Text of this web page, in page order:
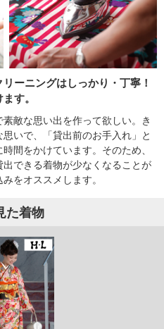
ーニングはしっかり・丁寧！
す。
敵な思い出を作って欲しい。き
いで、「貸出前のお手入れ」と
間をかけています。そのため、
できる着物が少なくなることが
をオススメします。
た着物